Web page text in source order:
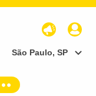
São Paulo, SP